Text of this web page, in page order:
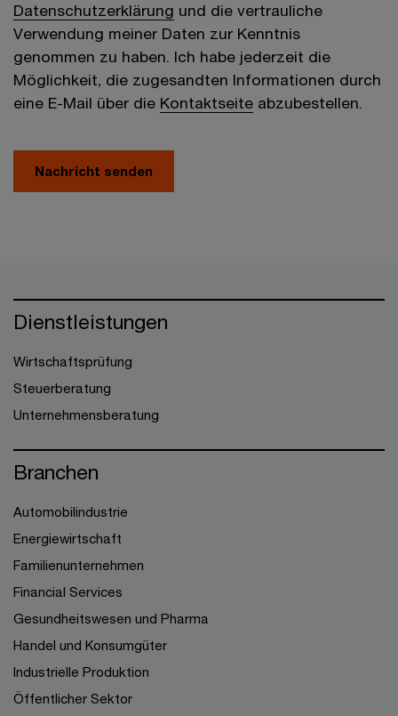
Datenschutzerklärung und die vertrauliche
Verwendung meiner Daten zur Kenntnis
genommen zu haben. Ich habe jederzeit die
Möglichkeit, die zugesandten Informationen durch
eine E-Mail über die Kontaktseite abzubestellen.
Nachricht senden
Dienstleistungen
Wirtschaftsprüfung
Steuerberatung
Unternehmensberatung
Branchen
Automobilindustrie
Energiewirtschaft
Familienunternehmen
Financial Services
Gesundheitswesen und Pharma
Handel und Konsumgüter
Industrielle Produktion
Öffentlicher Sektor